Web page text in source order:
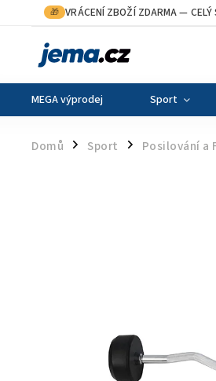
🎁 VRÁCENÍ ZBOŽÍ ZDARMA— CELÝ
MEGA výprodej Sport
Domů / Sport / Posilování a